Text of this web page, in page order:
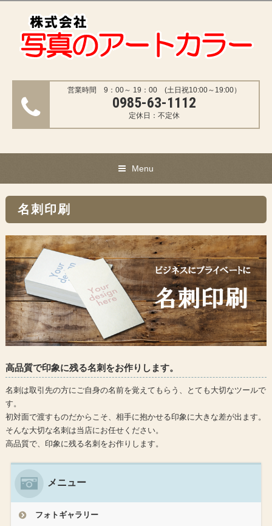
営業時間 9：00～ 19：00 (土日祝10:00～19:00）
0985-63-1112
定休日：不定休
Menu
名刺印刷
⾼品質で印象に残る名刺をお作りします。
名刺は取引先の方にご⾃⾝の名前を覚えてもらう、とても⼤切なツールで
す。
初対⾯で渡すものだからこそ、相手に抱かせる印象に⼤きな差が出ます。
そんな⼤切な名刺は当店にお任せください。
⾼品質で、印象に残る名刺をお作りします。
メニュー
フォトギャラリー